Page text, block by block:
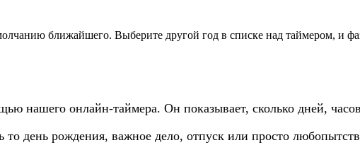
ближайшего. Выберите другой год в списке над таймером, и
нашего онлайн-таймера. Он показывает, сколько дней,
день рождения, важное дело, отпуск или просто